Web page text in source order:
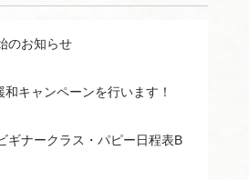
のお知らせ
キャンペーンを行います！
ギナークラス・パピー日程表B